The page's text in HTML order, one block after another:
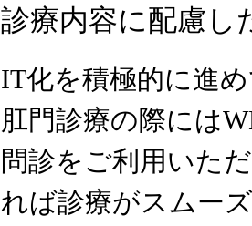
診療内容に配慮し
IT化を積極的に進
肛門診療の際には
問診をご利用いた
れば診療がスムー